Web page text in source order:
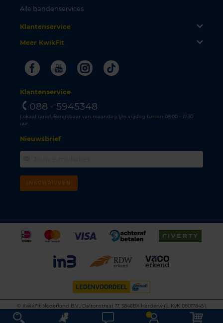
Alle bandenservices
Klantenservice
Meer KwikFit
FacebookYoutubeInstagram
Tiktok
Klantenservice
088 - 5945348
Lokaal tarief. Bereikbaar van maandag t/m vrijdag tussen 08.00 - 17.30
uur.
Nieuwsbrief
INSCHRIJVEN
©
KwikFit Nederland B.V., Daltonstraat 17, 3846BX Harderwijk, KvK 08017845 |
Algemene voorwaarden
Privacyverklaring Cookiebeleid
Disclaimer
This site is protected by reCAPTCHA and the Google
Privacy Policy Terms of